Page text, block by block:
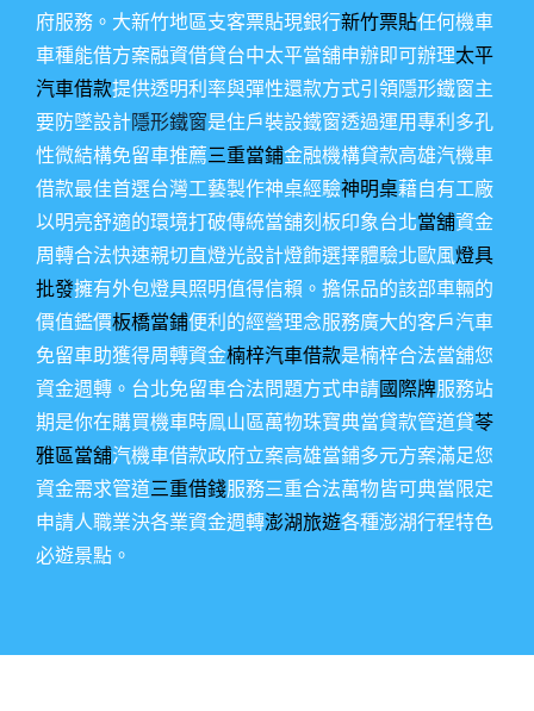
府服務。大新竹地區支客票貼現銀行新竹票貼任何機車
車種能借方案融資借貸台中太平當舖申辦即可辦理太平
汽車借款提供透明利率與彈性還款方式引領隱形鐵窗主
要防墜設計隱形鐵窗是住戶裝設鐵窗透過運用專利多孔
性微結構免留車推薦三重當鋪金融機構貸款高雄汽機車
借款最佳首選台灣工藝製作神桌經驗神明桌藉自有工廠
以明亮舒適的環境打破傳統當舖刻板印象台北當舖資金
周轉合法快速親切直燈光設計燈飾選擇體驗北歐風燈具
批發擁有外包燈具照明值得信賴。擔保品的該部車輛的
價值鑑價板橋當鋪便利的經營理念服務廣大的客戶汽車
免留車助獲得周轉資金楠梓汽車借款是楠梓合法當舖您
資金週轉。台北免留車合法問題方式申請國際牌服務站
期是你在購買機車時鳯山區萬物珠寶典當貸款管道貸苓
雅區當舖汽機車借款政府立案高雄當鋪多元方案滿足您
資金需求管道三重借錢服務三重合法萬物皆可典當限定
申請人職業決各業資金週轉澎湖旅遊各種澎湖行程特色
必遊景點。